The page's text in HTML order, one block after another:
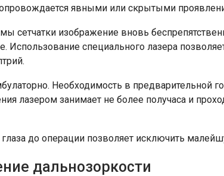
явными или скрытыми
сетчатки изображение вновь
Использование специального лазера
Необходимость в предварительной
лазером занимает не более получаса и
до операции позволяет исключить
дальнозоркости